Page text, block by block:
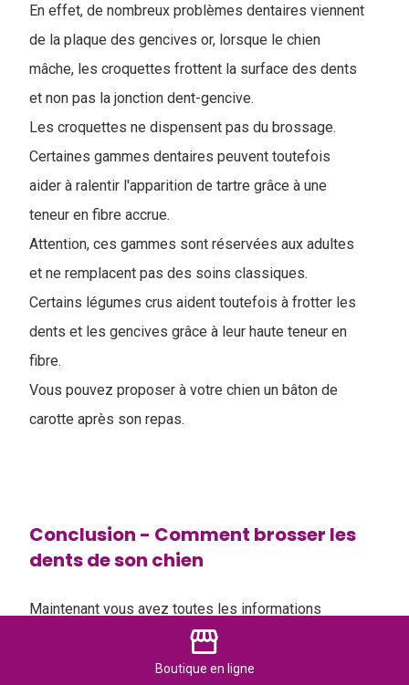
En effet, de nombreux problèmes dentaires viennent
de la plaque des gencives or, lorsque le chien
mâche, les croquettes frottent la surface des dents
et non pas la jonction dent-gencive.
Les croquettes ne dispensent pas du brossage.
Certaines gammes dentaires peuvent toutefois
aider à ralentir l'apparition de tartre grâce à une
teneur en fibre accrue.
Attention, ces gammes sont réservées aux adultes
et ne remplacent pas des soins classiques.
Certains légumes crus aident toutefois à frotter les
dents et les gencives grâce à leur haute teneur en
fibre.
Vous pouvez proposer à votre chien un bâton de
carotte après son repas.
Conclusion - Comment brosser les
dents de son chien
Maintenant vous avez toutes les informations
nécessaires pour prendre soin de la bouche de
votre chien et pour choisir des produits réellement
storefront
Boutique en ligne